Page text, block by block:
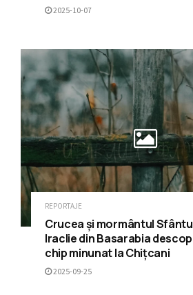
2025-10-07
REPORTAJE
Crucea și mormântul
Iraclie din Basarabia
chip minunat la Chițcani
2025-09-25